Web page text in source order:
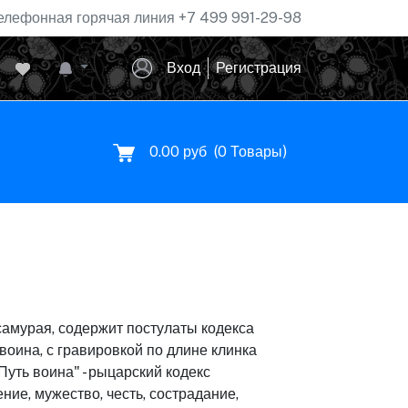
горячая линия +7 499 991-29-98
Вход Регистрация
0.00 руб (0 Товары)
содержит постулаты кодекса
с гравировкой по длине клинка
воина" - рыцарский кодекс
мужество, честь, сострадание,